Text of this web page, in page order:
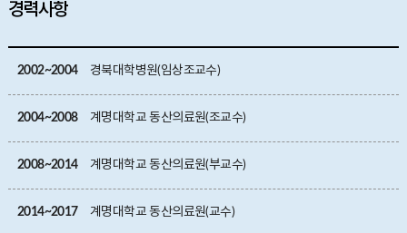
경력사항
2002~2004 경북대학병원(임상조교수)
2004~2008 계명대학교 동산의료원(조교수)
2008~2014 계명대학교 동산의료원(부교수)
2014~2017 계명대학교 동산의료원(교수)